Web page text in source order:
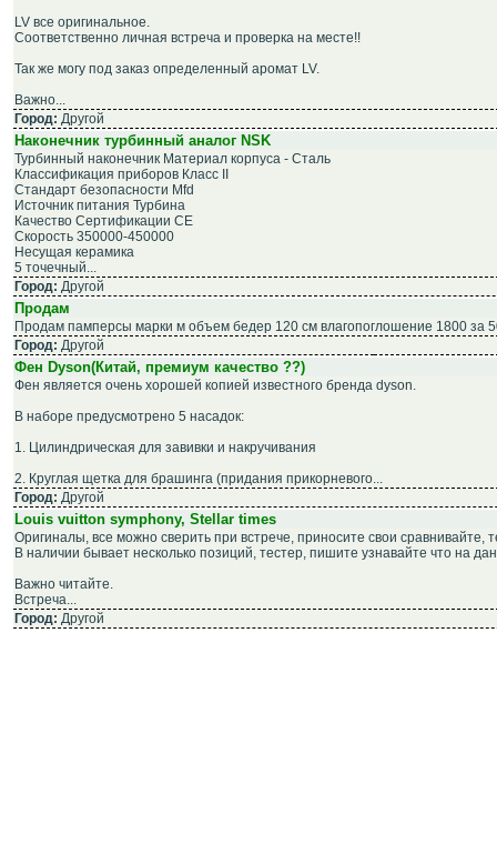
LV все оригинальное.
Соответственно личная встреча и проверка на месте!!
Так же могу под заказ определенный аромат LV.
Важно...
Город: Другой
Наконечник турбинный аналог NSK
Турбинный наконечник Материал корпуса - Сталь
Классификация приборов Класс II
Стандарт безопасности Mfd
Источник питания Турбина
Качество Сертификации CE
Скорость 350000-450000
Несущая керамика
5 точечный...
Город: Другой
Продам
Продам памперсы марки м объем бедер 120 см влагопоглошение 1800 за
Город: Другой
Фен Dyson(Китай, премиум качество ??)
Фен является очень хорошей копией известного бренда dyson.
В наборе предусмотрено 5 насадок:
1. Цилиндрическая для завивки и накручивания
2. Круглая щетка для брашинга (придания прикорневого...
Город: Другой
Louis vuitton symphony, Stellar times
Оригиналы, все можно сверить при встрече, приносите свои сравнивайте,
В наличии бывает несколько позиций, тестер, пишите узнавайте что на
Важно читайте.
Встреча...
Город: Другой